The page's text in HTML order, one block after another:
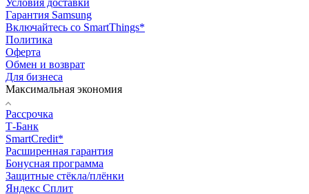
Условия доставки
Гарантия Samsung
Включайтесь со SmartThings*
Политика
Оферта
Обмен и возврат
Для бизнеса
Максимальная экономия
Рассрочка
Т-Банк
SmartCredit*
Расширенная гарантия
Бонусная программа
Защитные стёкла/плёнки
Яндекс Сплит